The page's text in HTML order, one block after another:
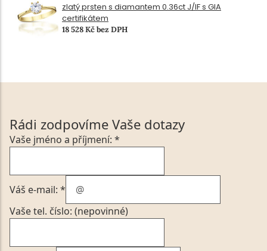
zlatý prsten s diamantem 0.36ct J/IF s GIA
certifikátem
18 528 Kč bez DPH
Rádi zodpovíme Vaše dotazy
Vaše jméno a příjmení: *
Váš e-mail: *
Vaše tel. číslo: (nepovinné)